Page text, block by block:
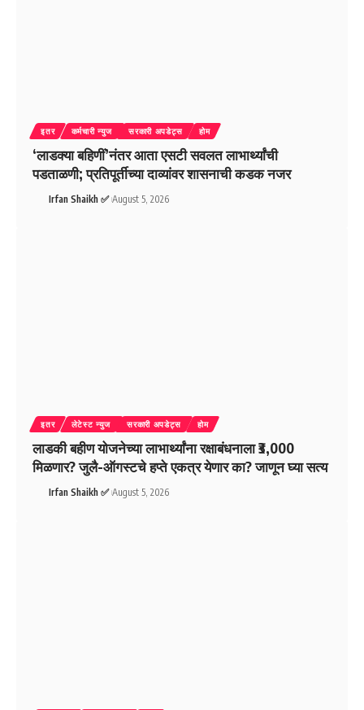
इतर कर्मचारी न्युज सरकारी अपडेट्स होम
‘लाडक्या बहिणीं’नंतर आता एसटी सवलत लाभार्थ्यांची
पडताळणी; प्रतिपूर्तीच्या दाव्यांवर शासनाची कडक नजर
Irfan Shaikh ✅ August 5, 2026
इतर लेटेस्ट न्युज सरकारी अपडेट्स होम
लाडकी बहीण योजनेच्या लाभार्थ्यांना रक्षाबंधनाला ₹3,000
मिळणार? जुलै-ऑगस्टचे हप्ते एकत्र येणार का? जाणून घ्या सत्य
Irfan Shaikh ✅ August 5, 2026